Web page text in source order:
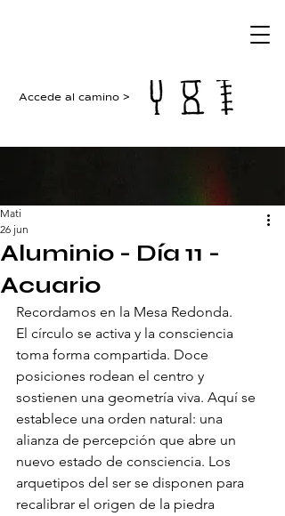
Accede al camino >
Aluminio - Día 11 -
Acuario
Mati
26 jun
Recordamos en la Mesa Redonda.
El círculo se activa y la consciencia
toma forma compartida. Doce
posiciones rodean el centro y
sostienen una geometría viva. Aquí se
establece una orden natural: una
alianza de percepción que abre un
nuevo estado de consciencia. Los
arquetipos del ser se disponen para
recalibrar el origen de la piedra